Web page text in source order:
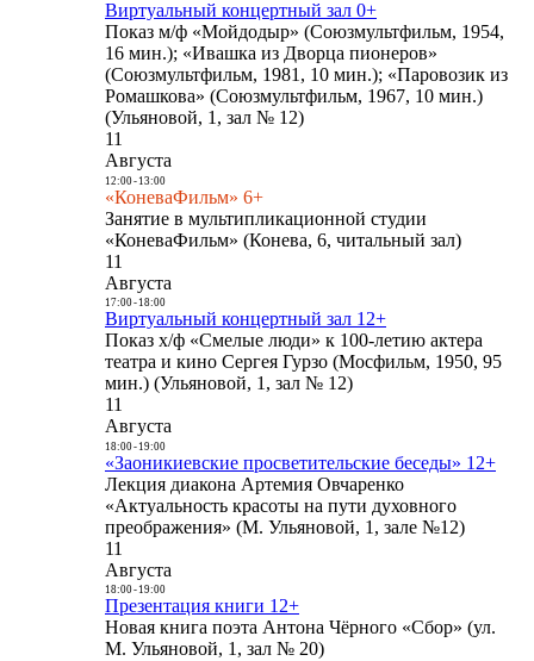
Виртуальный концертный зал 0+
Показ м/ф «Мойдодыр» (Союзмультфильм, 1954,
16 мин.); «Ивашка из Дворца пионеров»
(Союзмультфильм, 1981, 10 мин.); «Паровозик из
Ромашкова» (Союзмультфильм, 1967, 10 мин.)
(Ульяновой, 1, зал № 12)
11
Августа
12:00- 13:00
«КоневаФильм» 6+
Занятие в мультипликационной студии
«КоневаФильм» (Конева, 6, читальный зал)
11
Августа
17:00- 18:00
Виртуальный концертный зал 12+
Показ х/ф «Смелые люди» к 100-летию актера
театра и кино Сергея Гурзо (Мосфильм, 1950, 95
мин.) (Ульяновой, 1, зал № 12)
11
Августа
18:00- 19:00
«Заоникиевские просветительские беседы» 12+
Лекция диакона Артемия Овчаренко
«Актуальность красоты на пути духовного
преображения» (М. Ульяновой, 1, зале №12)
11
Августа
18:00- 19:00
Презентация книги 12+
Новая книга поэта Антона Чёрного «Сбор» (ул.
М. Ульяновой, 1, зал № 20)